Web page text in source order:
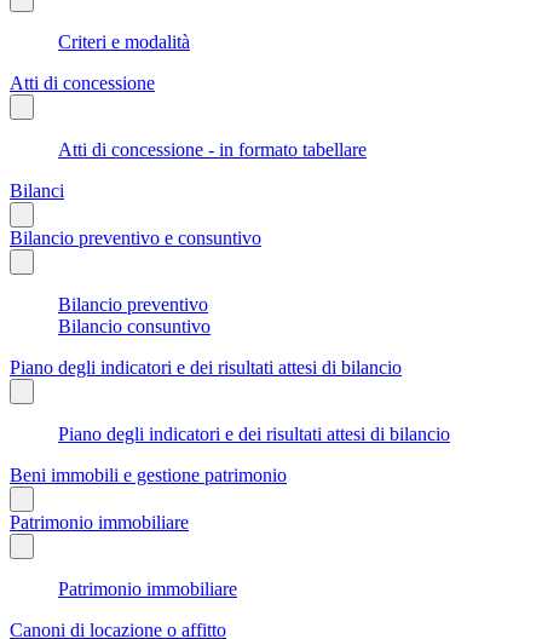
Criteri e modalità
Atti di concessione
Atti di concessione - in formato tabellare
Bilanci
Bilancio preventivo e consuntivo
Bilancio preventivo
Bilancio consuntivo
Piano degli indicatori e dei risultati attesi di bilancio
Piano degli indicatori e dei risultati attesi di bilancio
Beni immobili e gestione patrimonio
Patrimonio immobiliare
Patrimonio immobiliare
Canoni di locazione o affitto